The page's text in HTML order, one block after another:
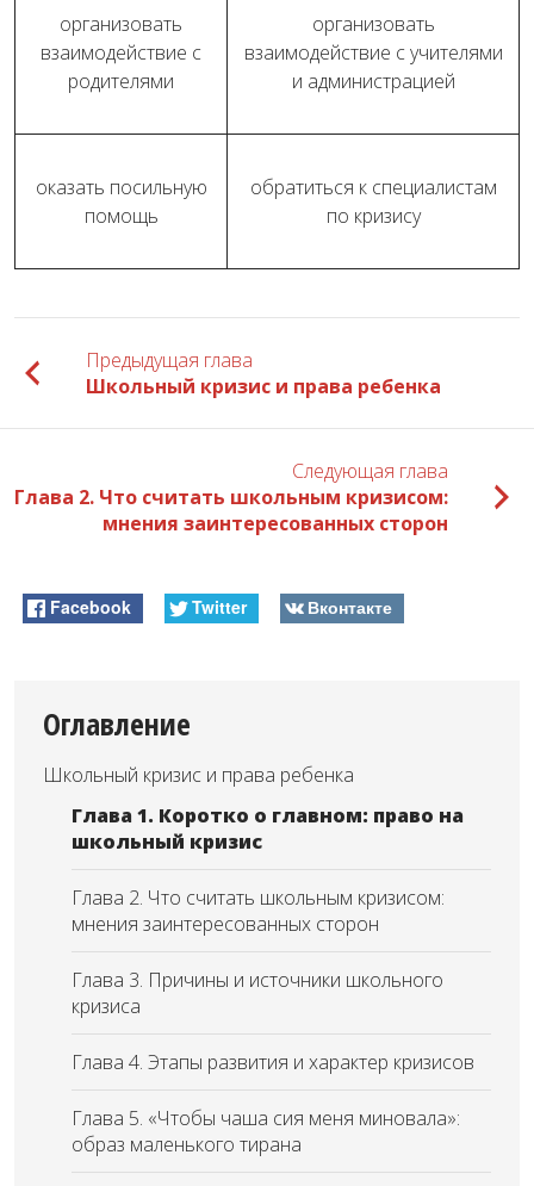
организовать
взаимодействие с
родителями
организовать
взаимодействие с учителями
и администрацией
оказать посильную
помощь
обратиться к специалистам
по кризису
Предыдущая глава
Школьный кризис и права ребенка
Следующая глава
Глава 2. Что считать школьным кризисом:
мнения заинтересованных сторон
Facebook Twitter Вконтакте
Оглавление
Школьный кризис и права ребенка
Глава 1. Коротко о главном: право на
школьный кризис
Глава 2. Что считать школьным кризисом:
мнения заинтересованных сторон
Глава 3. Причины и источники школьного
кризиса
Глава 4. Этапы развития и характер кризисов
Глава 5. «Чтобы чаша сия меня миновала»:
образ маленького тирана